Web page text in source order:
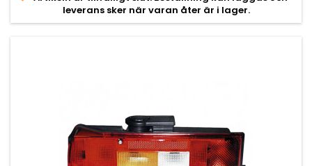
leverans sker när varan åter är i lager.